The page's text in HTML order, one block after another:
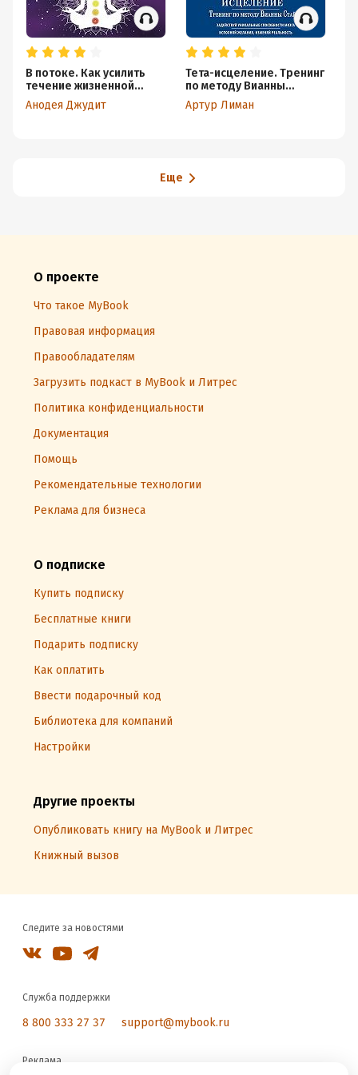
В потоке. Как усилить
течение жизненной
силы: авторский метод
работы с чакрами
Анодея Джудит
Тета-исцеление. Тренинг
по методу Вианны
Стайбл. Задействуй
уникальные способности
Артур Лиман
Еще
О проекте
Что такое MyBook
Правовая информация
Правообладателям
Загрузить подкаст в MyBook и Литрес
Политика конфиденциальности
Документация
Помощь
Рекомендательные технологии
Реклама для бизнеса
О подписке
Купить подписку
Бесплатные книги
Подарить подписку
Как оплатить
Ввести подарочный код
Библиотека для компаний
Настройки
Другие проекты
Опубликовать книгу на MyBook и Литрес
Книжный вызов
Следите за новостями
Служба поддержки
8 800 333 27 37 support@mybook.ru
Реклама